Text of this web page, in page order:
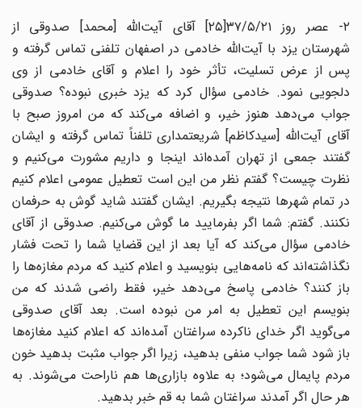
۲- عصر روز ۳۷/۵/۲۱[۲۵] آقای آیت‌الله [محمد] صدوقی از
شهرستان یزد با‌ آیت‌الله خادمی در اصفهان تلفنی تماس گرفته و
پس از عرض تسلیت، تأثر خود را اعلام و آقای خادمی از وی
دلجویی نمود. خادمی سؤال کرد که یزد خبری نبوده؟ صدوقی
جواب می‌دهد هنوز خیر، و اضافه می‌کند که من ‌امروز صبح با
آقای آیت‌الله [سیدکاظم] شریعتمداری تلفناً تماس گرفته و‌ ایشان
گفتند جمعی از تهران آمده‌اند اینجا و داریم مشورت می‌کنیم و
نظرت چیست؟ گفتم نظر من این است تعطیل عمومی اعلام کنیم
در تمام شهرها نتیجه بگیریم. ایشان گفتند شاید گوش به حرفمان
نکنند. گفتم: شما اگر بفرمایید ما گوش می‌کنیم. صدوقی از آقای
خادمی سؤال می‌کند که‌ آیا بعد از این قضایا شما را تحت فشار
نگذاشته‌اند که نامه‌هایی بنویسید و اعلام کنید که مردم مغازه‌ها را
باز کنند؟ خادمی پاسخ می‌دهد خیر، فقط راضی شدند که من
بنویسم این تعطیل به ‌امر من نبوده است. بعد آقای صدوقی
می‌گوید اگر خدای ناکرده سراغتان آمده‌اند که اعلام کنید مغازه‌ها
باز شود شما جواب منفی بدهید، زیرا اگر جواب مثبت بدهید خون
مردم پایمال می‌شود؛ به علاوه بازاری‌ها هم ناراحت می‌شوند. به
هر حال اگر آمدند سراغتان شما به قم خبر بدهید.